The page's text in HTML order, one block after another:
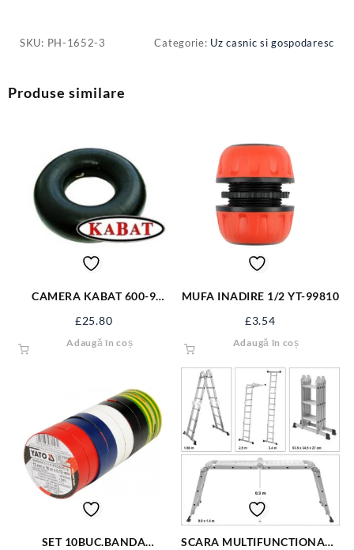
SKU: PH-1652-3 Categorie: Uz casnic si gospodaresc
Produse similare
CAMERA KABAT 600-9
£25.80
Adaugă în coș
MUFA INADIRE 1/2 YT-99810
£3.54
Adaugă în coș
SET 10BUC.BANDA
SCARA MULTIFUNCTIONALA